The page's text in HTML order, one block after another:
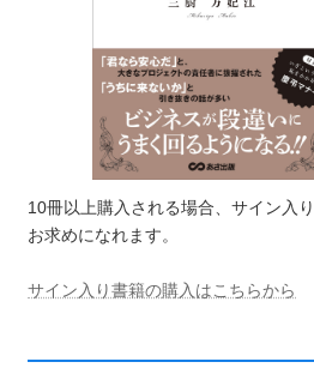
10冊以上購入される場合、サイン入
お求めになれます。
サイン入り書籍の購入はこちらから